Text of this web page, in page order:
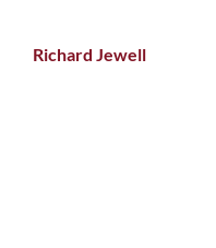
Richard Jewell